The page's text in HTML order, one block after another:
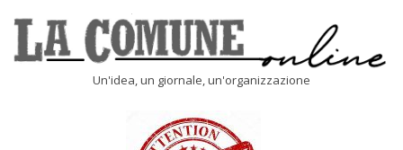
content
Un'idea, un giornale, un'organizzazione